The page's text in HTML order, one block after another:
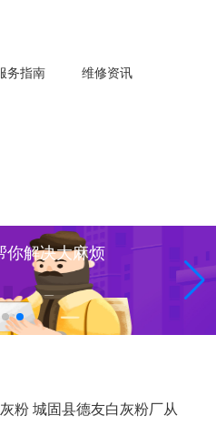
务指南 维修资讯
你解决大麻烦
粉 城固县德友白灰粉厂从